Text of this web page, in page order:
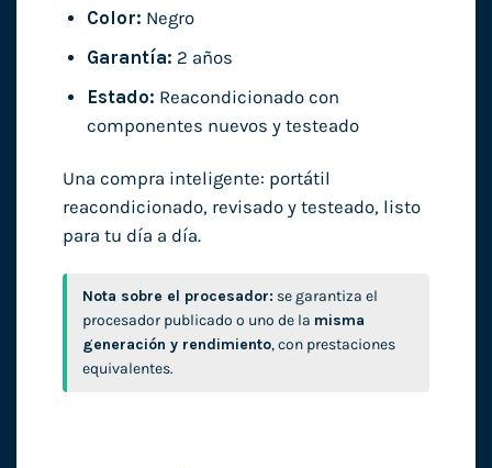
Color: Negro
Garantía: 2 años
Estado: Reacondicionado con
componentes nuevos y testeado
Una compra inteligente: portátil
reacondicionado, revisado y testeado, listo
para tu día a día.
Nota sobre el procesador: se garantiza el
procesador publicado o uno de la misma
generación y rendimiento, con prestaciones
equivalentes.